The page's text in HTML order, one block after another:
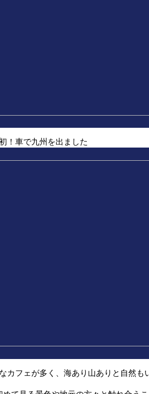
！車で九州を出ました
カフェが多く、海あり山ありと自然も